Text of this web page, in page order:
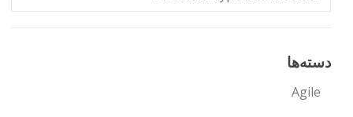
دسته‌ها
Agile